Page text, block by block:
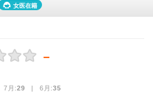
女医在籍
－
7月:29 | 6月:35